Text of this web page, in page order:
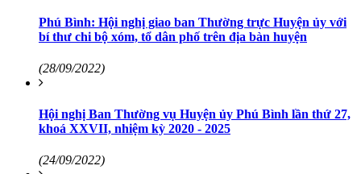
Phú Bình: Hội nghị giao ban Thường trực Huyện ủy với
bí thư chi bộ xóm, tổ dân phố trên địa bàn huyện
(28/09/2022)
Hội nghị Ban Thường vụ Huyện ủy Phú Bình lần thứ 27,
khoá XXVII, nhiệm kỳ 2020 - 2025
(24/09/2022)